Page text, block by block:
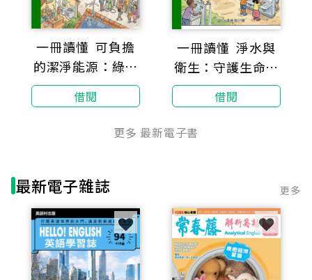
一冊讀懂 可負擔
的潔淨能源：綠能
新紀元的奇幻旅程
(SDGs講座第08
借閱
一冊讀懂 淨水與
衛生：守護生命之
泉與潔淨設施
(SDGs講座第07
借閱
更多 最新電子書
最新電子雜誌 更多